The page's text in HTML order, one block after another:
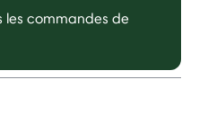
les commandes de